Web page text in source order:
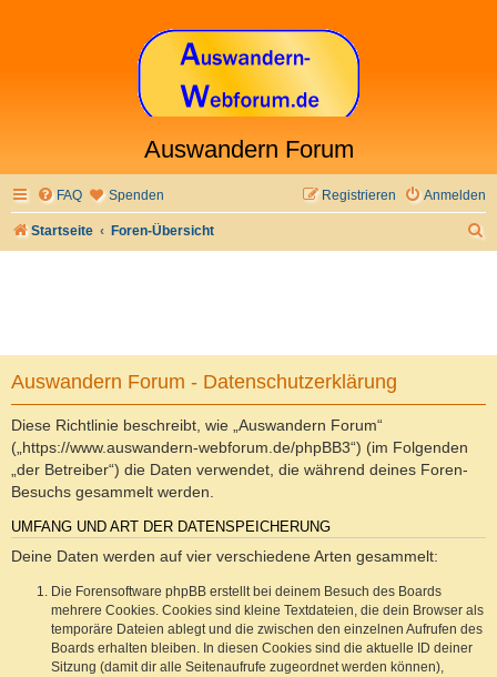
Auswandern Forum
FAQ Spenden Anmelden
Registrieren
Startseite Foren-Übersicht
Auswandern Forum - Datenschutzerklärung
Diese Richtlinie beschreibt, wie „Auswandern Forum“
(„https://www.auswandern-webforum.de/phpBB3“) (im Folgenden
„der Betreiber“) die Daten verwendet, die während deines Foren-
Besuchs gesammelt werden.
UMFANG UND ART DER DATENSPEICHERUNG
Deine Daten werden auf vier verschiedene Arten gesammelt:
Die Forensoftware phpBB erstellt bei deinem Besuch des Boards
mehrere Cookies. Cookies sind kleine Textdateien, die dein Browser als
temporäre Dateien ablegt und die zwischen den einzelnen Aufrufen des
Boards erhalten bleiben. In diesen Cookies sind die aktuelle ID deiner
Sitzung (damit dir alle Seitenaufrufe zugeordnet werden können),